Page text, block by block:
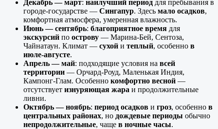
Декабрь — март: наилучший период для пребывания в
городе-государстве — Сингапур. Здесь мало осадков,
комфортная атмосфера, умеренная влажность.
Июнь — сентябрь: благоприятное время для
экскурсий по острову — Марина-Бей, Сентоза,
Чайнатаун. Климат — сухой и теплый, особенно в
июле-августе.
Апрель — май: подходящие условия на всей
территории — Орчард-Роуд, Маленькая Индия,
Кампонг-Глам. Особенно комфортно весной —
отсутствует изнуряющая жара и продолжительные
ливни.
Октябрь — ноябрь: период осадков и гроз, особенно в
центральных районах, но дождевые периоды обычно
непродолжительные, чаще в ночные часы.